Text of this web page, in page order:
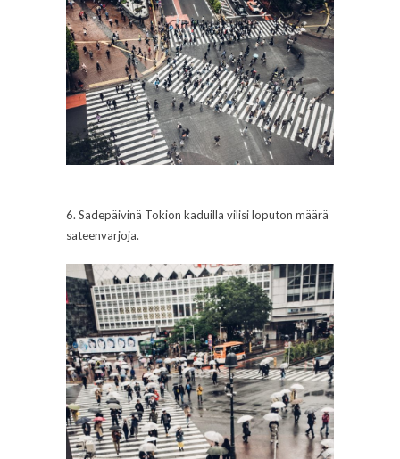
6. Sadepäivinä Tokion kaduilla vilisi loputon määrä
sateenvarjoja.